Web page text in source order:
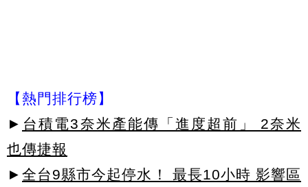
【熱門排行榜】
► 台積電3奈米產能傳「進度超前」 2奈米
也傳捷報
► 全台9縣市今起停水！ 最長10小時 影響區